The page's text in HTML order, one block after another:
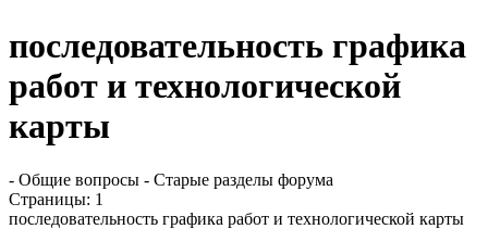
последовательность графика
работ и технологической
карты
- Общие вопросы - Старые разделы форума
Страницы: 1
последовательность графика работ и технологической карты